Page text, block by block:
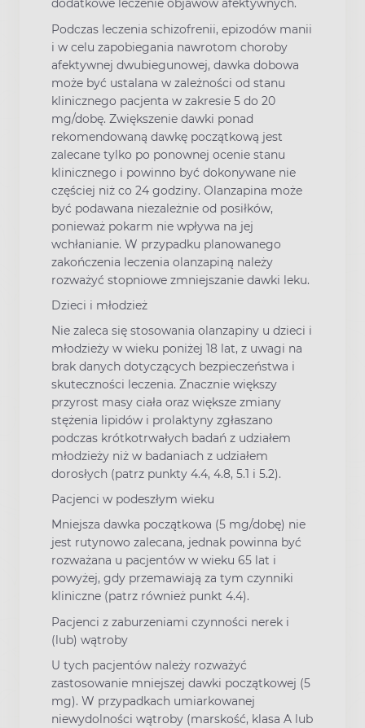
dodatkowe leczenie objawów afektywnych.
Podczas leczenia schizofrenii, epizodów manii
i w celu zapobiegania nawrotom choroby
afektywnej dwubiegunowej, dawka dobowa
może być ustalana w zależności od stanu
klinicznego pacjenta w zakresie 5 do 20
mg/dobę. Zwiększenie dawki ponad
rekomendowaną dawkę początkową jest
zalecane tylko po ponownej ocenie stanu
klinicznego i powinno być dokonywane nie
częściej niż co 24 godziny. Olanzapina może
być podawana niezależnie od posiłków,
ponieważ pokarm nie wpływa na jej
wchłanianie. W przypadku planowanego
zakończenia leczenia olanzapiną należy
rozważyć stopniowe zmniejszanie dawki leku.
Dzieci i młodzież
Nie zaleca się stosowania olanzapiny u dzieci i
młodzieży w wieku poniżej 18 lat, z uwagi na
brak danych dotyczących bezpieczeństwa i
skuteczności leczenia. Znacznie większy
przyrost masy ciała oraz większe zmiany
stężenia lipidów i prolaktyny zgłaszano
podczas krótkotrwałych badań z udziałem
młodzieży niż w badaniach z udziałem
dorosłych (patrz punkty 4.4, 4.8, 5.1 i 5.2).
Pacjenci w podeszłym wieku
Mniejsza dawka początkowa (5 mg/dobę) nie
jest rutynowo zalecana, jednak powinna być
rozważana u pacjentów w wieku 65 lat i
powyżej, gdy przemawiają za tym czynniki
kliniczne (patrz również punkt 4.4).
Pacjenci z zaburzeniami czynności nerek i
(lub) wątroby
U tych pacjentów należy rozważyć
zastosowanie mniejszej dawki początkowej (5
mg). W przypadkach umiarkowanej
niewydolności wątroby (marskość, klasa A lub